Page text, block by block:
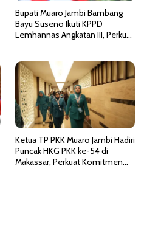
Bupati Muaro Jambi Bambang
Bayu Suseno Ikuti KPPD
Lemhannas Angkatan III, Perkuat
Ketua TP PKK Muaro Jambi Hadiri
Puncak HKG PKK ke-54 di
Makassar, Perkuat Komitmen